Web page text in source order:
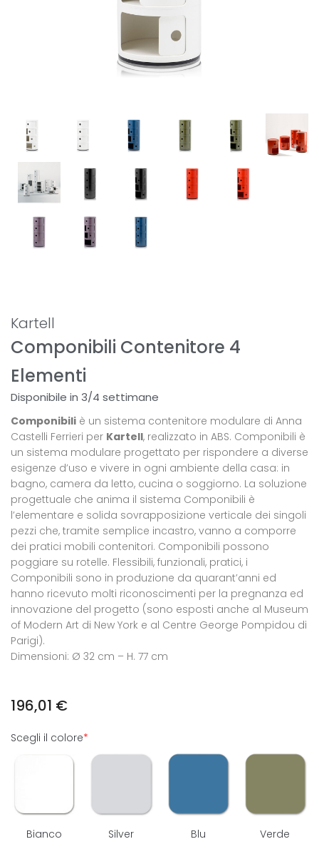
Kartell
Componibili Contenitore 4
Elementi
Disponibile in 3/4 settimane
Componibili è un sistema contenitore modulare di Anna
Castelli Ferrieri per Kartell, realizzato in ABS. Componibili è
un sistema modulare progettato per rispondere a diverse
esigenze d’uso e vivere in ogni ambiente della casa: in
bagno, camera da letto, cucina o soggiorno. La soluzione
progettuale che anima il sistema Componibili è
l’elementare e solida sovrapposizione verticale dei singoli
pezzi che, tramite semplice incastro, vanno a comporre
dei pratici mobili contenitori. Componibili possono
poggiare su rotelle. Flessibili, funzionali, pratici, i
Componibili sono in produzione da quarant’anni ed
hanno ricevuto molti riconoscimenti per la pregnanza ed
innovazione del progetto (sono esposti anche al Museum
of Modern Art di New York e al Centre George Pompidou di
Parigi).
Dimensioni: Ø 32 cm – H. 77 cm
196,01 €
Scegli il colore*
Bianco Silver Blu Verde